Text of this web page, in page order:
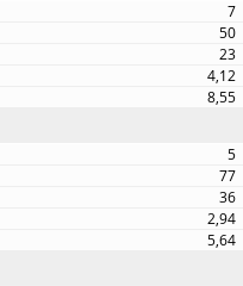
7
50
23
4,12
8,55
5
77
36
2,94
5,64